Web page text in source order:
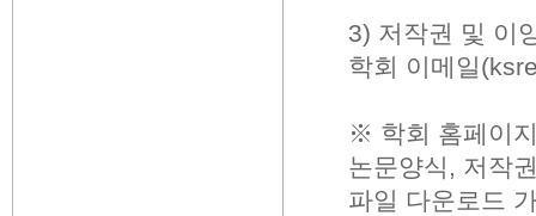
3) 저작권 및 이
학회 이메일
※ 학회 홈페이
논문양식 , 저작
파일 다운로드